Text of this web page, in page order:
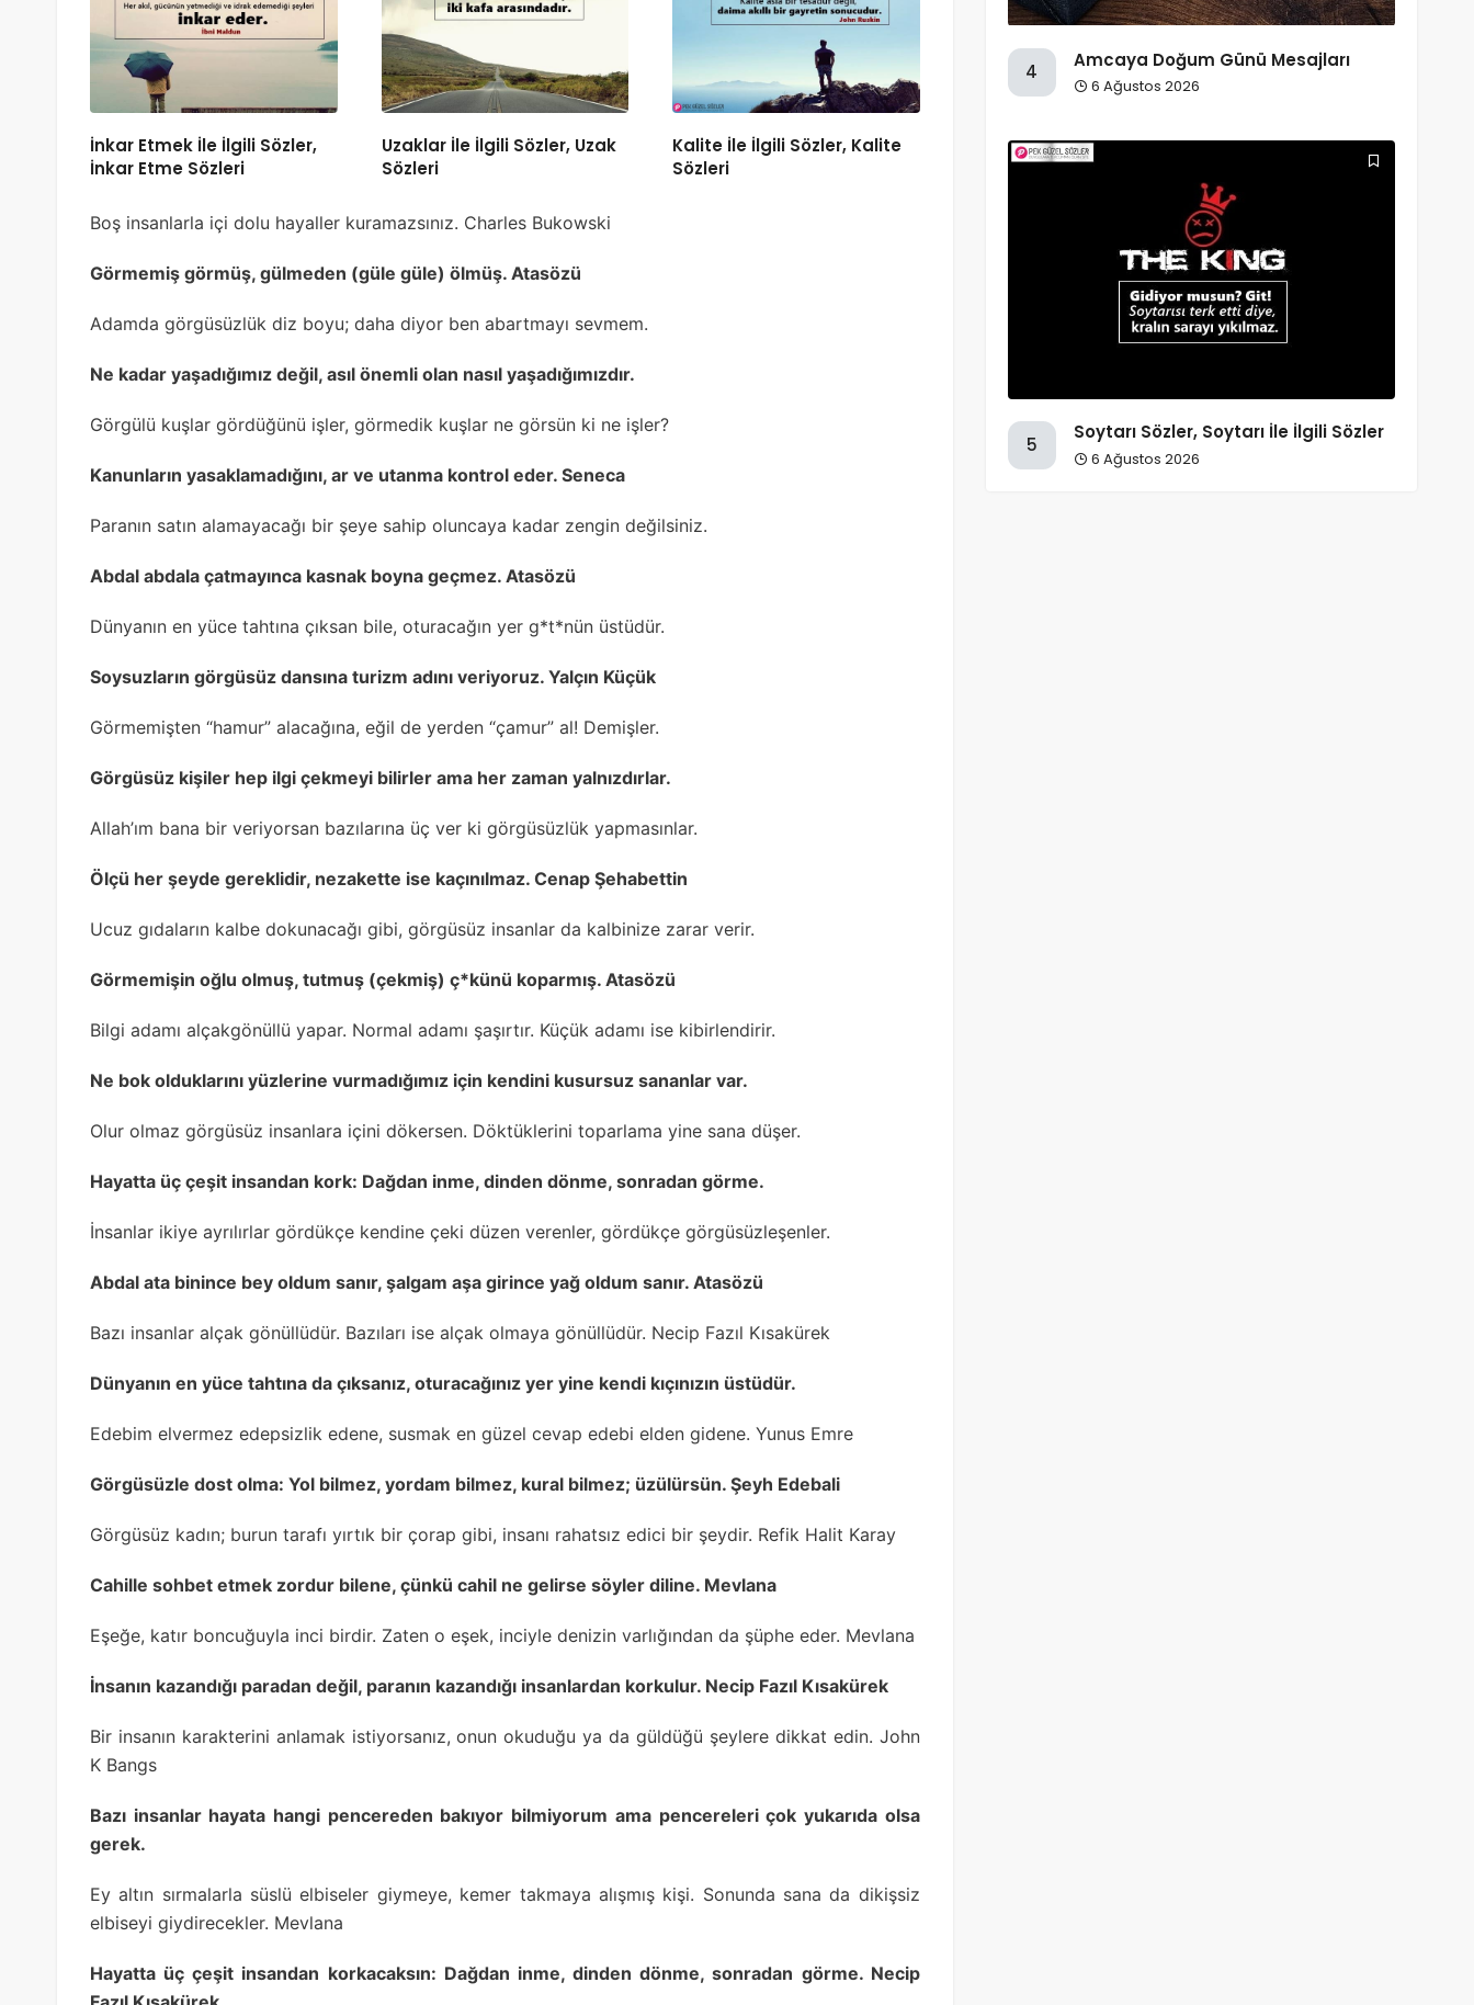
İnkar Etmek İle İlgili Sözler,
İnkar Etme Sözleri
Uzaklar İle İlgili Sözler, Uzak
Sözleri
Kalite İle İlgili Sözler, Kalite
Sözleri
Boş insanlarla içi dolu hayaller kuramazsınız. Charles Bukowski
Görmemiş görmüş, gülmeden (güle güle) ölmüş. Atasözü
Adamda görgüsüzlük diz boyu; daha diyor ben abartmayı sevmem.
Ne kadar yaşadığımız değil, asıl önemli olan nasıl yaşadığımızdır.
Görgülü kuşlar gördüğünü işler, görmedik kuşlar ne görsün ki ne işler?
Kanunların yasaklamadığını, ar ve utanma kontrol eder. Seneca
Paranın satın alamayacağı bir şeye sahip oluncaya kadar zengin değilsiniz.
Abdal abdala çatmayınca kasnak boyna geçmez. Atasözü
Dünyanın en yüce tahtına çıksan bile, oturacağın yer g*t*nün üstüdür.
Soysuzların görgüsüz dansına turizm adını veriyoruz. Yalçın Küçük
Görmemişten “hamur” alacağına, eğil de yerden “çamur” al! Demişler.
Görgüsüz kişiler hep ilgi çekmeyi bilirler ama her zaman yalnızdırlar.
Allah’ım bana bir veriyorsan bazılarına üç ver ki görgüsüzlük yapmasınlar.
Ölçü her şeyde gereklidir, nezakette ise kaçınılmaz. Cenap Şehabettin
Ucuz gıdaların kalbe dokunacağı gibi, görgüsüz insanlar da kalbinize zarar verir.
Görmemişin oğlu olmuş, tutmuş (çekmiş) ç*künü koparmış. Atasözü
Bilgi adamı alçakgönüllü yapar. Normal adamı şaşırtır. Küçük adamı ise kibirlendirir.
Ne bok olduklarını yüzlerine vurmadığımız için kendini kusursuz sananlar var.
Olur olmaz görgüsüz insanlara içini dökersen. Döktüklerini toparlama yine sana düşer.
Hayatta üç çeşit insandan kork: Dağdan inme, dinden dönme, sonradan görme.
İnsanlar ikiye ayrılırlar gördükçe kendine çeki düzen verenler, gördükçe görgüsüzleşenler.
Abdal ata binince bey oldum sanır, şalgam aşa girince yağ oldum sanır. Atasözü
Bazı insanlar alçak gönüllüdür. Bazıları ise alçak olmaya gönüllüdür. Necip Fazıl Kısakürek
Dünyanın en yüce tahtına da çıksanız, oturacağınız yer yine kendi kıçınızın üstüdür.
Edebim elvermez edepsizlik edene, susmak en güzel cevap edebi elden gidene. Yunus Emre
Görgüsüzle dost olma: Yol bilmez, yordam bilmez, kural bilmez; üzülürsün. Şeyh Edebali
Görgüsüz kadın; burun tarafı yırtık bir çorap gibi, insanı rahatsız edici bir şeydir. Refik Halit Karay
Cahille sohbet etmek zordur bilene, çünkü cahil ne gelirse söyler diline. Mevlana
Eşeğe, katır boncuğuyla inci birdir. Zaten o eşek, inciyle denizin varlığından da şüphe eder. Mevlana
İnsanın kazandığı paradan değil, paranın kazandığı insanlardan korkulur. Necip Fazıl Kısakürek
Bir insanın karakterini anlamak istiyorsanız, onun okuduğu ya da güldüğü şeylere dikkat edin. John
K Bangs
Bazı insanlar hayata hangi pencereden bakıyor bilmiyorum ama pencereleri çok yukarıda olsa
gerek.
Ey altın sırmalarla süslü elbiseler giymeye, kemer takmaya alışmış kişi. Sonunda sana da dikişsiz
elbiseyi giydirecekler. Mevlana
Hayatta üç çeşit insandan korkacaksın: Dağdan inme, dinden dönme, sonradan görme. Necip
4
Amcaya Doğum Günü Mesajları
6 Ağustos 2026
5
Soytarı Sözler, Soytarı İle İlgili Sözler
6 Ağustos 2026